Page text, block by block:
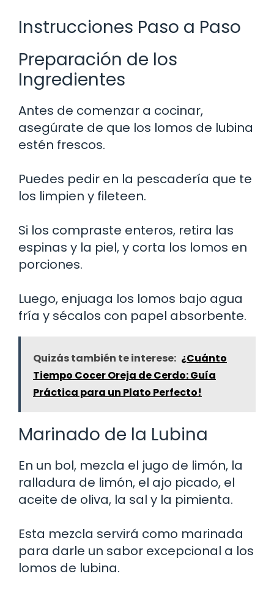
Instrucciones Paso a Paso
Preparación de los
Ingredientes
Antes de comenzar a cocinar,
asegúrate de que los lomos de lubina
estén frescos.
Puedes pedir en la pescadería que te
los limpien y fileteen.
Si los compraste enteros, retira las
espinas y la piel, y corta los lomos en
porciones.
Luego, enjuaga los lomos bajo agua
fría y sécalos con papel absorbente.
Quizás también te interese: ¿Cuánto
Tiempo Cocer Oreja de Cerdo: Guía
Práctica para un Plato Perfecto!
Marinado de la Lubina
En un bol, mezcla el jugo de limón, la
ralladura de limón, el ajo picado, el
aceite de oliva, la sal y la pimienta.
Esta mezcla servirá como marinada
para darle un sabor excepcional a los
lomos de lubina.